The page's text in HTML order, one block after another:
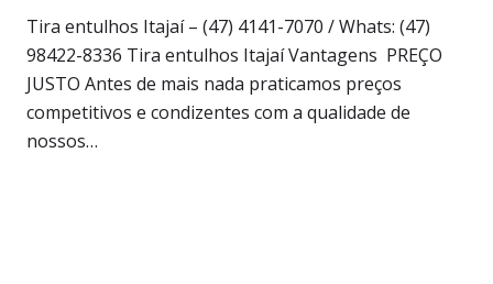
Tira entulhos Itajaí – (47) 4141-7070 / Whats: (47)
98422-8336 Tira entulhos Itajaí Vantagens PREÇO
JUSTO Antes de mais nada praticamos preços
competitivos e condizentes com a qualidade de
nossos…